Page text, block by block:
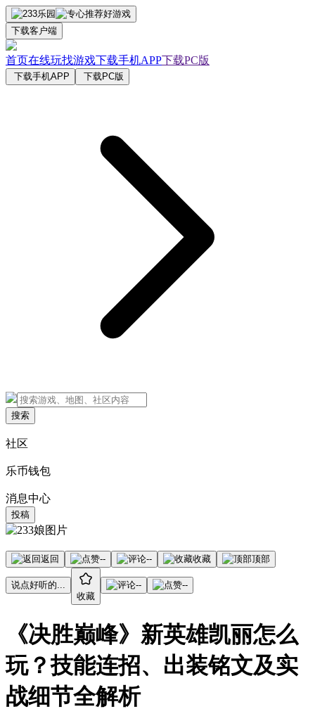
下载客户端
首页在线玩找游戏下载手机APP下载PC版
下载手机APP 下载PC版
搜索
社区
乐币钱包
消息中心
投稿
返回 -- -- 收藏 顶部
说点好听的...
收藏
-- --
《决胜巅峰》新英雄凯丽怎么
玩？技能连招、出装铭文及实
战细节全解析